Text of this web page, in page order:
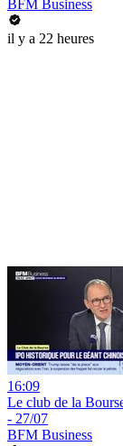
BFM Business
il y a 22 heures
16:09
Le club de la
- 27/07
BFM Business